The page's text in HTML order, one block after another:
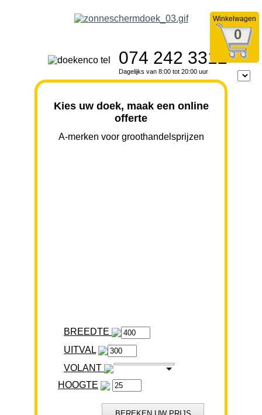
Winkelwagen
0
074 242 3312
Dagelijks van 8:00 tot 20:00 uur
Kies uw doek, maak een online
offerte
A-merken voor groothandelsprijzen
BREEDTE
VOLANT
HOOGTE